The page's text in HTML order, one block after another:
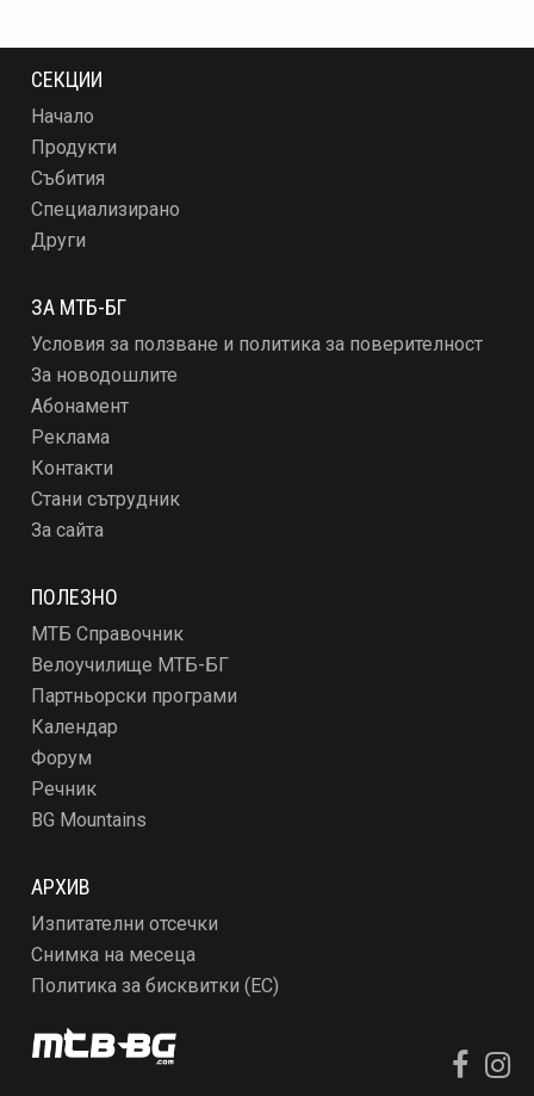
СЕКЦИИ
Начало
Продукти
Събития
Специализирано
Други
ЗА МТБ-БГ
Условия за ползване и политика за поверителност
За новодошлите
Абонамент
Реклама
Контакти
Стани сътрудник
За сайта
ПОЛЕЗНО
МТБ Справочник
Велоучилище МТБ-БГ
Партньорски програми
Календар
Форум
Речник
BG Mountains
АРХИВ
Изпитателни отсечки
Снимка на месеца
Политика за бисквитки (ЕС)